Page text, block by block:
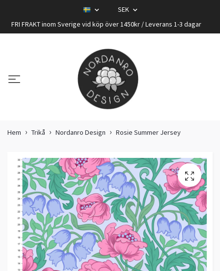
SEK
FRI FRAKT inom Sverige vid köp över 1450kr / Leverans 1-3 dagar
Hem Trikå Nordanro Design Rosie Summer Jersey